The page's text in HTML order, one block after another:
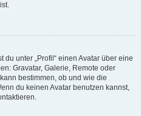
unter „Profil“ einen Avatar über eine
Gravatar, Galerie, Remote oder
bestimmen, ob und wie die
du keinen Avatar benutzen kannst,